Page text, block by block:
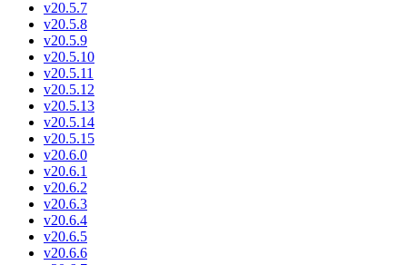
v20.5.7
v20.5.8
v20.5.9
v20.5.10
v20.5.11
v20.5.12
v20.5.13
v20.5.14
v20.5.15
v20.6.0
v20.6.1
v20.6.2
v20.6.3
v20.6.4
v20.6.5
v20.6.6